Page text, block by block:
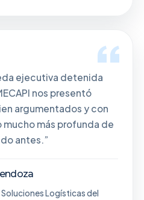
ejecutiva detenida
nos presentó
argumentados y con
más profunda de
antes.”
Logísticas del